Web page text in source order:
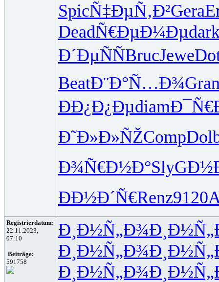
SpicÑ‡ÐµÑ‚Ð²Gera
DeadÑ€ÐµÐ¼Ðµ
Ð´ÐµÑÑBrucJewe
BeatÐ¨Ð°Ñ…Ð¾
ÐÐ¿Ð¿Ðµdiam
Ð˜Ð»Ð»ÑŽComp
Ð¾Ñ€Ð½Ð°SlyG
ÐÐ½Ð´Ñ€Renz9120
Registrierdatum:
22.11.2023,
07:10
Beiträge:
591758
Ð¸Ð½Ñ„Ð¾
Ð¸Ð½Ñ„Ð¾
Ð¸Ð½Ñ„Ð¾